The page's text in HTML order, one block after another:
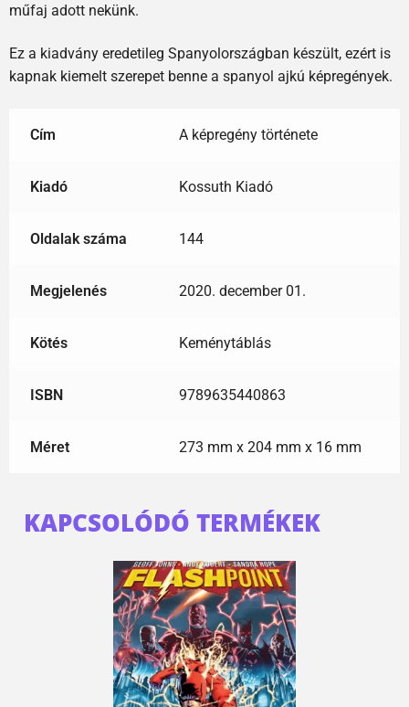
műfaj adott nekünk.
Ez a kiadvány eredetileg Spanyolországban készült, ezért is
kapnak kiemelt szerepet benne a spanyol ajkú képregények.
Cím A képregény története
Kiadó Kossuth Kiadó
Oldalak száma 144
Megjelenés 2020. december 01.
Kötés Keménytáblás
ISBN 9789635440863
Méret 273 mm x 204 mm x 16 mm
KAPCSOLÓDÓ TERMÉKEK